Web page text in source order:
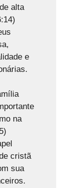
alta
e
na
cristã
sua